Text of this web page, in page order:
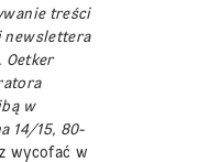
treści
newslettera
Oetker
w
14/15, 80-
wycofać w